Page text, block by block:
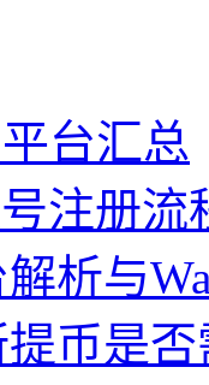
台汇总
注册流
析与
提币是